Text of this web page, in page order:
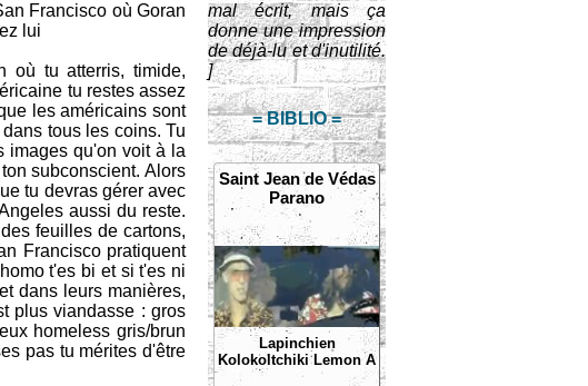
mal écrit, mais ça
donne une impression
de déjà-lu et d'inutilité.
]
= BIBLIO =
Saint Jean de Védas
Parano
Lapinchien
Kolokoltchiki Lemon A
Francisco où Goran
lui
où tu atterris, timide,
tu restes assez
les américains sont
tous les coins. Tu
images qu'on voit à la
subconscient. Alors
tu devras gérer avec
aussi du reste.
feuilles de cartons,
Francisco pratiquent
t'es bi et si t'es ni
dans leurs manières,
plus viandasse : gros
homeless gris/brun
pas tu mérites d'être